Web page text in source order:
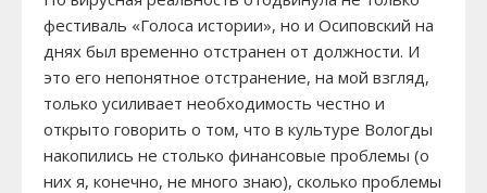
фестиваль «Голоса истории», но и Осиповский на
днях был временно отстранен от должности. И
это его непонятное отстранение, на мой взгляд,
только усиливает необходимость честно и
открыто говорить о том, что в культуре Вологды
накопились не столько финансовые проблемы (о
них я, конечно, не много знаю), сколько проблемы